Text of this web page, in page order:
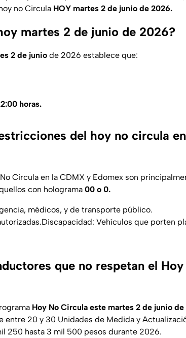
no Circula HOY martes 2 de junio de 2026.
martes 2 de junio de 2026?
2 de junio de 2026 establece que:
horas.
del hoy no circula en
Circula en la CDMX y Edomex son
con holograma 00 o 0.
médicos, y de transporte público.
Vehículos que porten
que no respetan el
Hoy No Circula este martes 2 de junio de
entre 20 y 30 Unidades de Medida y
250 hasta 3 mil 500 pesos durante 2026.